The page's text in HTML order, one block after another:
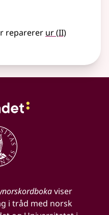
reparerer ur(2
II)
viser
i tråd med norsk